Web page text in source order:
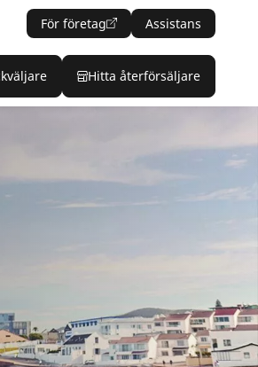
För företag Assistans
Hitta återförsäljare